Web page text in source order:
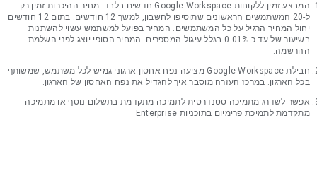
המבצע זמין ללקוחות Google Workspace חדשים בלבד. מחיר ההיכרות זמין רק
ל-20 המשתמשים הראשונים שתוסיפו לחשבון, למשך 12 חודשים. בתום 12 חודשים
יחול המחיר הרגיל על כל המשתמשים. המחיר בפועל למשתמש עשוי להשתנות
בשיעור של עד כ-0.01% בגלל עיגול המספרים. המחיר הסופי יוצג לפני השלמת
ההרשמה.
חבילת Google Workspace מציעה נפח אחסון ארגוני גמיש לכל משתמש, שמשותף
בכל הארגון. במרכז העזרה מוסבר איך להגדיל את נפח האחסון של הארגון.
אפשר לשדרג מתמיכה סטנדרטית לתמיכה מתקדמת בתשלום נוסף או מתמיכה
מתקדמת לתמיכת פרימיום בתוכניות Enterprise